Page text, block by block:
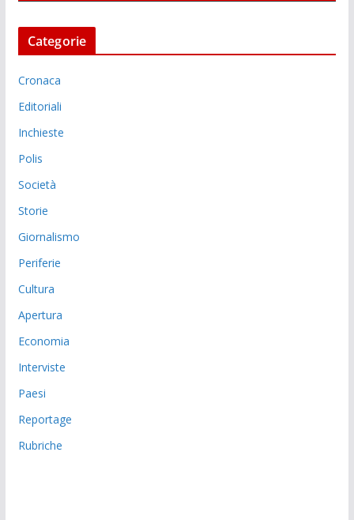
Categorie
Cronaca
Editoriali
Inchieste
Polis
Società
Storie
Giornalismo
Periferie
Cultura
Apertura
Economia
Interviste
Paesi
Reportage
Rubriche